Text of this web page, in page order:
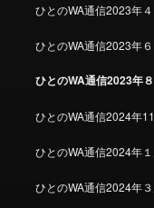
ひとのWA通信2023年
ひとのWA通信2023年
ひとのWA通信2023年
ひとのWA通信2024年
ひとのWA通信2024年
ひとのWA通信2024年